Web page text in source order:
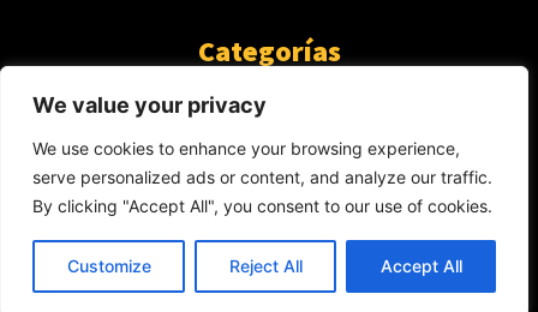
We value your privacy
We use cookies to enhance your browsing experience,
serve personalized ads or content, and analyze our traffic.
By clicking "Accept All", you consent to our use of cookies.
Customize Reject All Accept All
Categorías
ARTÍCULOS
GUANTE DE SEDA
AL CALOR DE LA PALABRA
Y YO QUE SÉ
423
NOTICIAS
234
SIN CATEGORÍA
174